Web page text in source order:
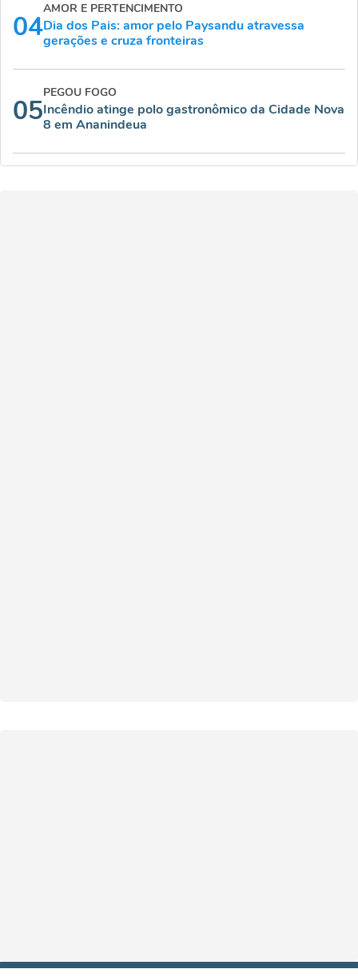
04
AMOR E PERTENCIMENTO
Dia dos Pais: amor pelo Paysandu atravessa
gerações e cruza fronteiras
05
PEGOU FOGO
Incêndio atinge polo gastronômico da Cidade Nova
8 em Ananindeua